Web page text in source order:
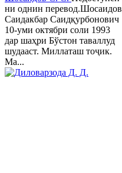
ни однин перевод.Шосаидов
Саидакбар Саидқурбонович
10-уми октябри соли 1993
дар шаҳри Бўстон таваллуд
шудааст. Миллаташ тоҷик.
Ма...